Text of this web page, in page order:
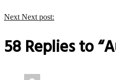
Next Next post:
58 Replies to